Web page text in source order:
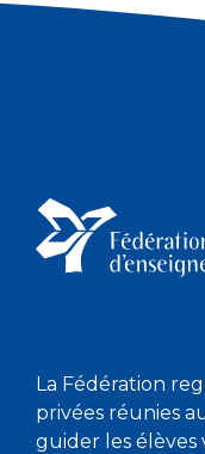
La Fédération
privées réunies
guider les élèves